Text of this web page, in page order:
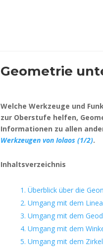
Geometrie
Welche Werkzeuge und
zur Oberstufe helfen,
Informationen zu allen
Werkzeugen von Iolaos (1/2).
Inhaltsverzeichnis
1. Überblick über die
2. Umgang mit dem
3. Umgang mit dem
4. Umgang mit dem
5. Umgang mit dem